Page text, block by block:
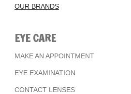
OUR BRANDS
EYE CARE
MAKE AN APPOINTMENT
EYE EXAMINATION
CONTACT LENSES